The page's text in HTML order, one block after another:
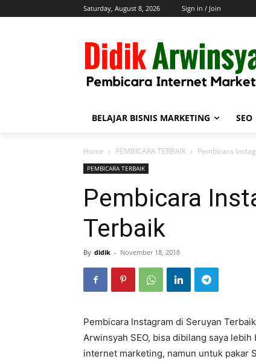
Saturday, August 8, 2026 Sign in / Join
BELAJAR BISNIS MARKETING SEO
Home PEMBICARA TERBAIK Pembicara
PEMBICARA TERBAIK
Pembicara
Terbaik
By didik - November 18, 2018
Pembicara Instagram di Seruyan
Arwinsyah SEO, bisa dibilang saya
internet marketing, namun untuk pakar